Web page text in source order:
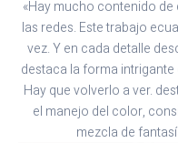
«Hay mucho contenido
las redes. Este trabajo
vez. Y en cada detalle
destaca la forma
Hay que volverlo a ver.
el manejo del color,
mezcla de